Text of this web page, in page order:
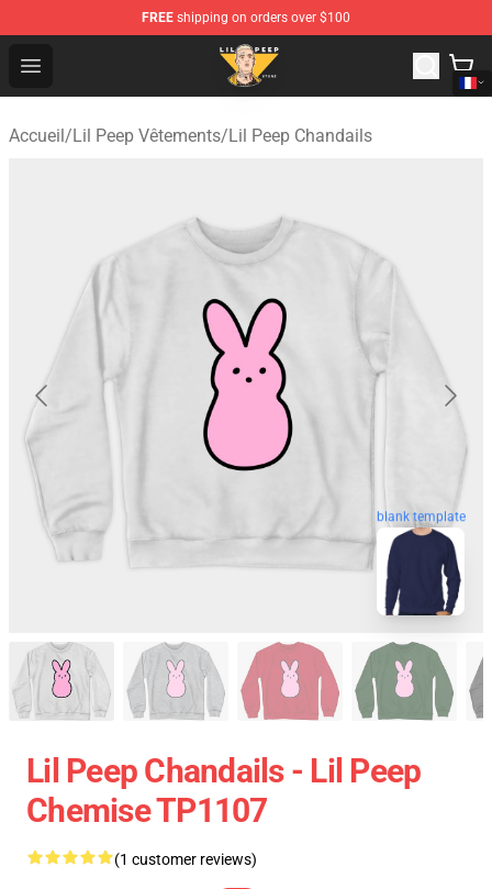
FREE shipping on orders over $100
Open menu
Lil Peep Store - Official Lil Peep Merchandise Shop
Accueil/Lil Peep Vêtements/Lil Peep Chandails
blank template
Lil Peep Chandails - Lil Peep
Chemise TP1107
(1 customer reviews)